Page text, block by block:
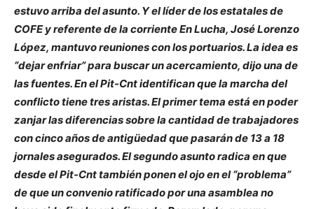
estuvo arriba del asunto. Y el líder de los estatales de
COFE y referente de la corriente En Lucha, José Lorenzo
López, mantuvo reuniones con los portuarios. La idea es
“dejar enfriar” para buscar un acercamiento, dijo una de
las fuentes. En el Pit-Cnt identifican que la marcha del
conflicto tiene tres aristas. El primer tema está en poder
zanjar las diferencias sobre la cantidad de trabajadores
con cinco años de antigüedad que pasarán de 13 a 18
jornales asegurados. El segundo asunto radica en que
desde el Pit-Cnt también ponen el ojo en el “problema”
de que un convenio ratificado por una asamblea no